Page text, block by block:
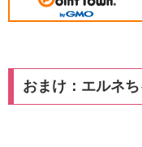
おまけ：エルネ